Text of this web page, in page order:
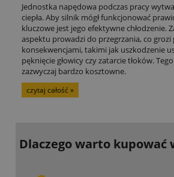
Jednostka napędowa podczas pracy
ciepła. Aby silnik mógł funkcjonować
kluczowe jest jego efektywne chłodzenie.
aspektu prowadzi do przegrzania, co grozi
konsekwencjami, takimi jak uszkodzenie
pęknięcie głowicy czy zatarcie tłoków.
zazwyczaj bardzo kosztowne.
czytaj całość »
Dlaczego warto kupować